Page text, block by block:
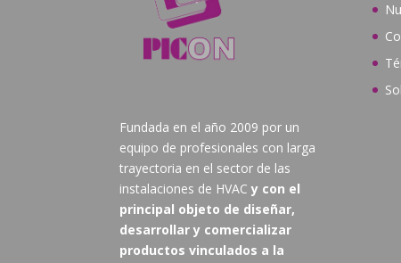
Fundada en el año 2009 por un
equipo de profesionales con larga
trayectoria en el sector de las
instalaciones de HVAC y con el
principal objeto de diseñar,
desarrollar y comercializar
productos vinculados a la